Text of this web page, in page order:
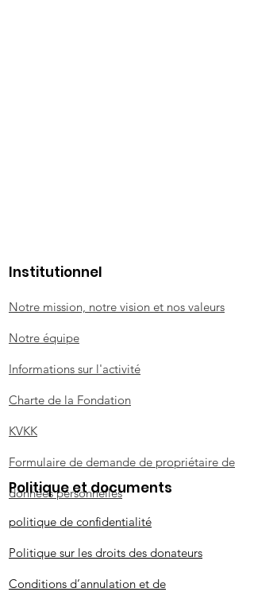
Institutionnel
Notre mission, notre vision et nos valeurs
Notre équipe
Informations sur l'activité
Charte de la Fondation
KVKK
Formulaire de demande de propriétaire de
données personnelles
Politique et documents
politique de confidentialité
Politique sur les droits des donateurs
Conditions d’annulation et de